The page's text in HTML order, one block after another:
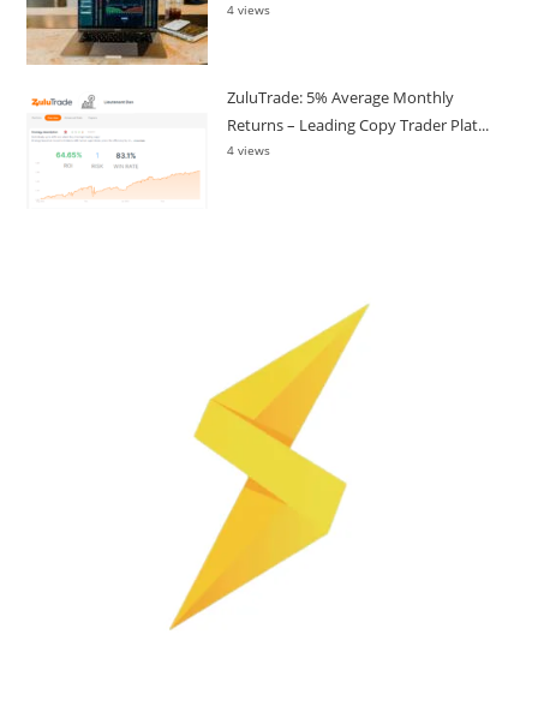
4 views
ZuluTrade: 5% Average Monthly
Returns – Leading Copy Trader Plat...
4 views